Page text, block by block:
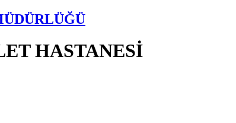
HASTANESİ